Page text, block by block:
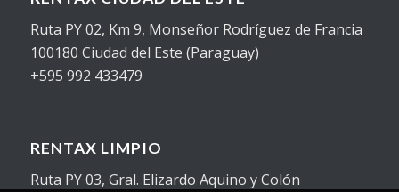
Ruta PY 02, Km 9, Monseñor Rodríguez de Francia
100180 Ciudad del Este (Paraguay)
+595 992 433479
RENTAX LIMPIO
Ruta PY 03, Gral. Elizardo Aquino y Colón